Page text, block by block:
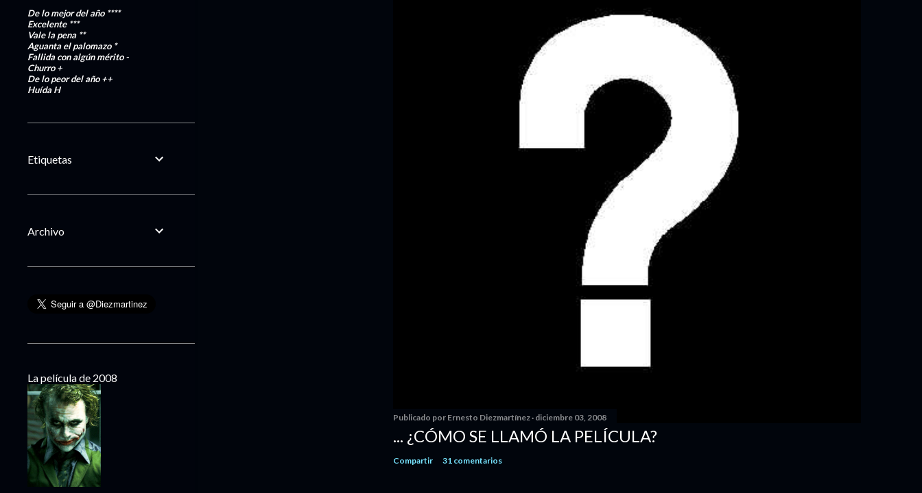
Publicado por Ernesto Diezmartínez diciembre 03, 2008
... ¿CÓMO SE LLAMÓ LA PELÍCULA?
Compartir 31 comentarios
De lo mejor del año ****
Excelente***
Vale la pena **
Aguanta el palomazo *
Fallida con algún mérito-
Churro+
De lo peor del año++
HuídaH
Etiquetas
Archivo
La película de 2008